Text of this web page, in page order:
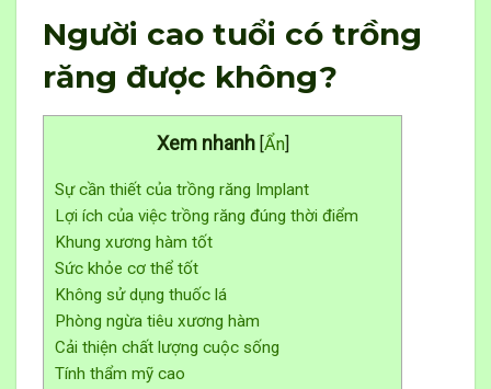
Người cao tuổi có trồng
răng được không?
Xem nhanh [Ẩn]
Sự cần thiết của trồng răng Implant
Lợi ích của việc trồng răng đúng thời điểm
Khung xương hàm tốt
Sức khỏe cơ thể tốt
Không sử dụng thuốc lá
Phòng ngừa tiêu xương hàm
Cải thiện chất lượng cuộc sống
Tính thẩm mỹ cao